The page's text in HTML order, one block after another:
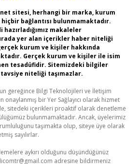
sitesi, herhangi bir marka, kurum
bağlantısı bulunmamaktadır.
hazırladığımız makaleler
yer alan içerikler haber niteliği
kurum ve kişiler hakkında
Gerçek kurum ve kişiler ile isim
tesadüfidir. Sitemizdeki bilgiler
niteliği taşımazlar.
gereğince Bilgi Teknolojileri ve İletişim
onaylanmış bir Yer Sağlayıcı olarak hizmet
sitedeki içerikleri proaktif olarak denetleme
bulunmamaktadır. Ancak, üyelerimiz
taşımakta olup, siteye üye olarak
sayılırlar.
aykırı olduğunu düşündüğünüz
adresine bildirmeniz